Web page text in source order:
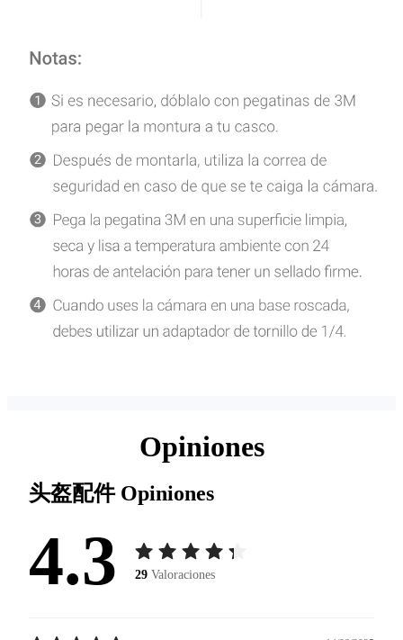
Opiniones
头盔配件 Opiniones
4.3 29 Valoraciones